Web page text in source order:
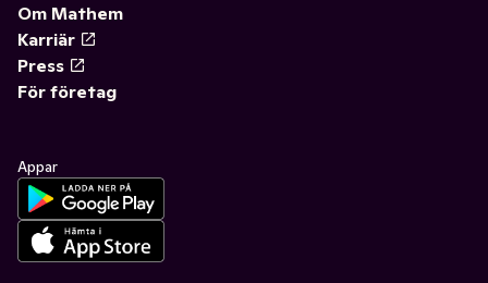
Om Mathem
Karriär
Press
För företag
Appar